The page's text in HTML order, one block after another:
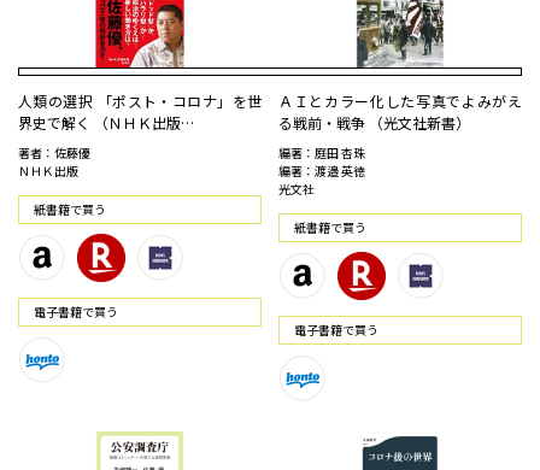
人類の選択 「ポスト・コロナ」を世
界史で解く （ＮＨＫ出版…
著者：佐藤優
ＮＨＫ出版
紙書籍で買う
電⼦書籍で買う
ＡＩとカラー化した写真でよみがえ
る戦前・戦争 （光文社新書）
編著：庭田 杏珠
編著：渡邉 英徳
光文社
紙書籍で買う
電⼦書籍で買う